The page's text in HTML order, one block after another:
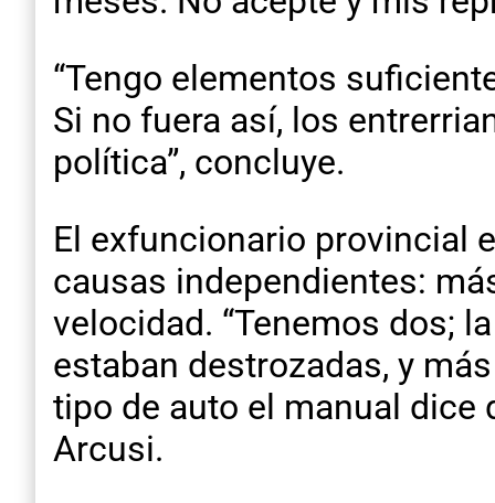
“Tengo elementos
Si no fuera así, los
política”, concluye.
El exfuncionario provincial
causas independientes:
velocidad. “Tenemos dos;
estaban destrozadas, y
tipo de auto el manual dice
Arcusi.